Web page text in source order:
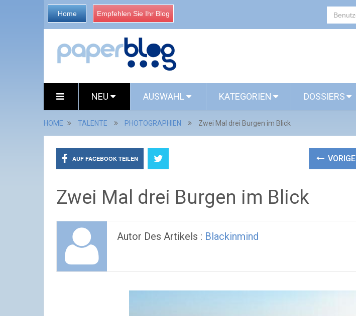
Home Empfehlen Sie Ihr Blog
NEU AUSWAHL KATEGORIEN DOSSIERS
HOME TALENTE PHOTOGRAPHIEN Zwei Mal drei Burgen im Blick
AUF FACEBOOK TEILEN VORIGE
Zwei Mal drei Burgen im Blick
Autor Des Artikels : Blackinmind